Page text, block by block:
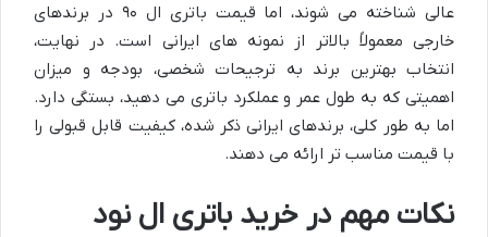
عالی شناخته می شوند، اما قیمت باتری ال ۹۰ در برندهای
خارجی معمولاً بالاتر از نمونه های ایرانی است. در نهایت،
انتخاب بهترین برند به ترجیحات شخصی، بودجه و میزان
اهمیتی که به طول عمر و عملکرد باتری می دهید، بستگی دارد.
اما به طور کلی، برندهای ایرانی ذکر شده، کیفیت قابل قبولی را
با قیمت مناسب تر ارائه می دهند.
نکات مهم در خرید باتری ال نود